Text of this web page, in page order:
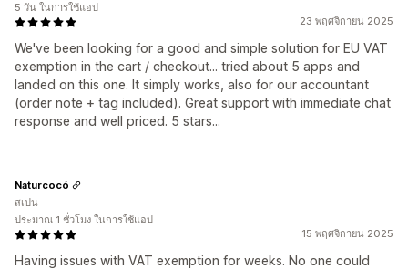
23 พฤศจิกายน 2025
We've been looking for a good and simple solution for EU VAT
exemption in the cart / checkout... tried about 5 apps and
landed on this one. It simply works, also for our accountant
(order note + tag included). Great support with immediate chat
response and well priced. 5 stars...
5 วัน ในการใช้แอป
15 พฤศจิกายน 2025
Having issues with VAT exemption for weeks. No one could
Naturcocó
สเปน
ประมาณ 1 ชั่วโมง ในการใช้แอป